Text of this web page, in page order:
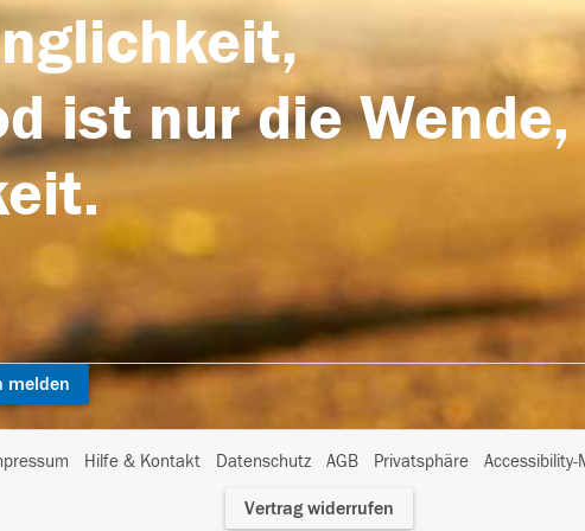
ist nur die
melden
Hilfe & Kontakt Datenschutz AGB Privatsphäre
I
Vertrag widerrufen